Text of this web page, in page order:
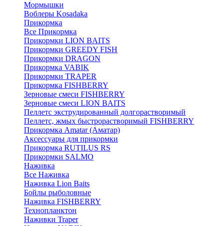
Мормышки
Воблеры Kosadaka
Прикормка
Все Прикормка
Прикормки LION BAITS
Прикормки GREEDY FISH
Прикормки DRAGON
Прикормка VABIK
Прикормки TRAPER
Прикормка FISHBERRY
Зерновые смеси FISHBERRY
Зерновые смеси LION BAITS
Пеллетс экструдированный долгорастворимый
Пеллетс, жмых быстрорастворимый FISHBERRY
Прикормка Amatar (Аматар)
Аксессуары для прикормки
Прикормка RUTILUS RS
Прикормки SALMO
Наживка
Все Наживка
Наживка Lion Baits
Бойлы рыболовные
Наживка FISHBERRY
Технопланктон
Наживки Traper